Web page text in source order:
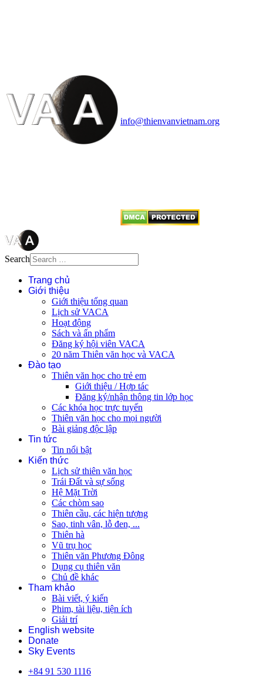
info@thienvanvietnam.org
Search
Trang chủ
Giới thiệu
Giới thiệu tổng quan
Lịch sử VACA
Hoạt động
Sách và ấn phẩm
Đăng ký hội viên VACA
20 năm Thiên văn học và VACA
Đào tạo
Thiên văn học cho trẻ em
Giới thiệu / Hợp tác
Đăng ký/nhận thông tin lớp học
Các khóa học trực tuyến
Thiên văn học cho mọi người
Bài giảng độc lập
Tin tức
Tin nổi bật
Kiến thức
Lịch sử thiên văn học
Trái Đất và sự sống
Hệ Mặt Trời
Các chòm sao
Thiên cầu, các hiện tượng
Sao, tinh vân, lỗ đen, ...
Thiên hà
Vũ trụ học
Thiên văn Phương Đông
Dụng cụ thiên văn
Chủ đề khác
Tham khảo
Bài viết, ý kiến
Phim, tài liệu, tiện ích
Giải trí
English website
Donate
Sky Events
+84 91 530 1116